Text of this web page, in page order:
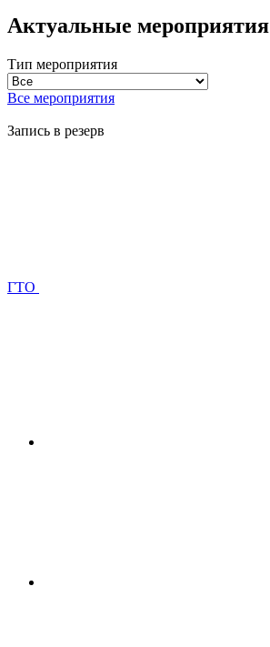
Актуальные мероприятия
Тип мероприятия
Все мероприятия
Запись в резерв
ГТО